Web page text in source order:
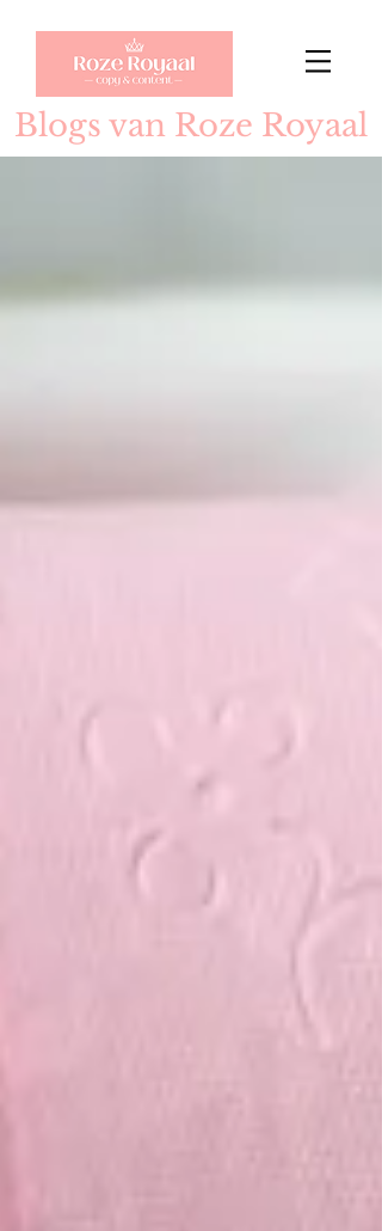
Blogs van Roze Royaal